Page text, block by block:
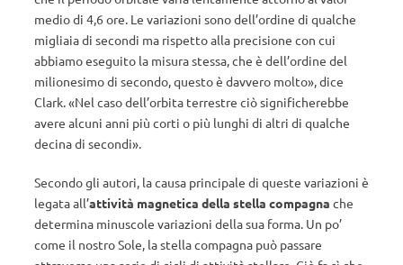
medio di 4,6 ore. Le variazioni sono dell’ordine di qualche
migliaia di secondi ma rispetto alla precisione con cui
abbiamo eseguito la misura stessa, che è dell’ordine del
milionesimo di secondo, questo è davvero molto», dice
Clark. «Nel caso dell’orbita terrestre ciò significherebbe
avere alcuni anni più corti o più lunghi di altri di qualche
decina di secondi».
Secondo gli autori, la causa principale di queste variazioni è
legata all’attività magnetica della stella compagna che
determina minuscole variazioni della sua forma. Un po’
come il nostro Sole, la stella compagna può passare